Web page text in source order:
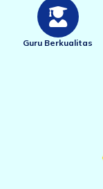
Guru Berkualitas